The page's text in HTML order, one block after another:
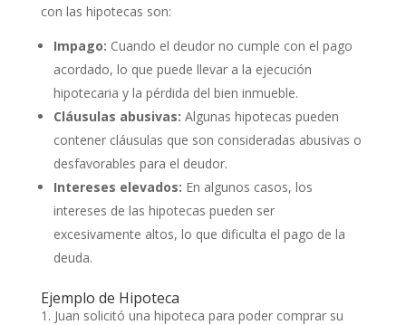
con las hipotecas son:
Impago: Cuando el deudor no cumple con el pago
acordado, lo que puede llevar a la ejecución
hipotecaria y la pérdida del bien inmueble.
Cláusulas abusivas: Algunas hipotecas pueden
contener cláusulas que son consideradas abusivas o
desfavorables para el deudor.
Intereses elevados: En algunos casos, los
intereses de las hipotecas pueden ser
excesivamente altos, lo que dificulta el pago de la
deuda.
Ejemplo de Hipoteca
1. Juan solicitó una hipoteca para poder comprar su